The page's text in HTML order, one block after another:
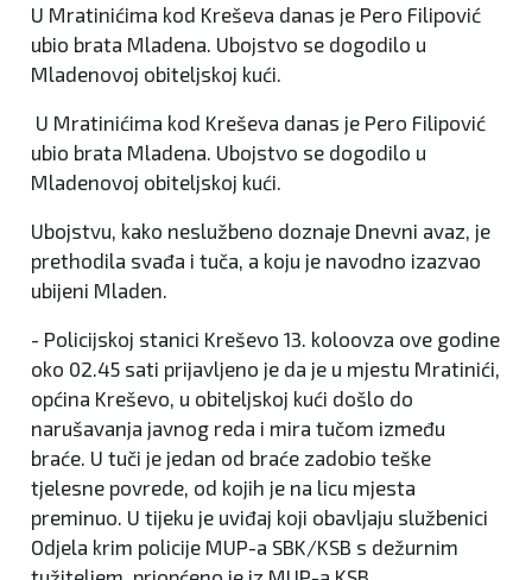
U Mratinićima kod Kreševa danas je Pero Filipović
ubio brata Mladena. Ubojstvo se dogodilo u
Mladenovoj obiteljskoj kući.
U Mratinićima kod Kreševa danas je Pero Filipović
ubio brata Mladena. Ubojstvo se dogodilo u
Mladenovoj obiteljskoj kući.
Ubojstvu, kako neslužbeno doznaje Dnevni avaz, je
prethodila svađa i tuča, a koju je navodno izazvao
ubijeni Mladen.
- Policijskoj stanici Kreševo 13. koloovza ove godine
oko 02.45 sati prijavljeno je da je u mjestu Mratinići,
općina Kreševo, u obiteljskoj kući došlo do
narušavanja javnog reda i mira tučom između
braće. U tuči je jedan od braće zadobio teške
tjelesne povrede, od kojih je na licu mjesta
preminuo. U tijeku je uviđaj koji obavljaju službenici
Odjela krim policije MUP-a SBK/KSB s dežurnim